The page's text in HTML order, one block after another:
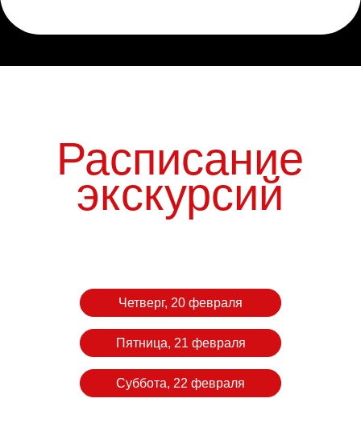
Четверг, 20 февраля
Пятница, 21 февраля
Суббота, 22 февраля
20 февраля